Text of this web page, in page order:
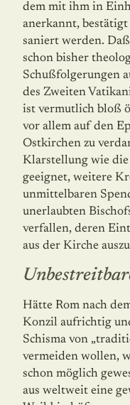
dem mit ihm in
anerkannt,
saniert werden.
schon bisher
Schußfolgerungen
des Zweiten
ist ver­mut­lich bloß
vor allem auf den
Ostkirchen zu
Klarstellung wie die
geeignet, weitere
unmittelbaren
unerlaubten
verfallen, deren
aus der Kirche
Hätte Rom nach
Konzil aufrichtig
Schisma von
vermeiden wollen,
schon möglich
aus weltweit eine